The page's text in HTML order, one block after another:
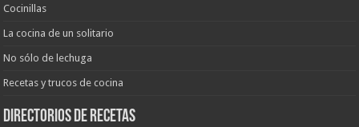
Cocinillas
La cocina de un solitario
No sólo de lechuga
Recetas y trucos de cocina
Directorios de recetas